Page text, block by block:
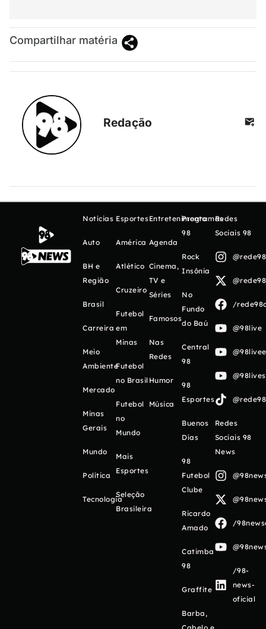
Compartilhar matéria
Redação
Notícias
Auto
BH e
Região
Brasil
Carreira
Meio
Ambiente
Mercado
Minas
Gerais
Mundo
Política
Tecnologia
Esportes
América
Atlético
Cruzeiro
Futebol
em
Minas
Futebol
no Brasil
Futebol
no
Mundo
Mais
Esportes
Seleção
Brasileira
Entretenimento
Agenda
Cinema,
TV e
Séries
Famosos
Nas
Redes
Humor
Música
Programas
98
Rock
Insônia
No
Fundo
do Baú
Central
98
98
Esportes
Buenos
Días
98
Futebol
Clube
Ricardo
Amado
Catimba
98
Graffite
Barba,
Redes
Sociais 98
/
@98live
Redes
Sociais 98
News
/
/98-
news-
oficial